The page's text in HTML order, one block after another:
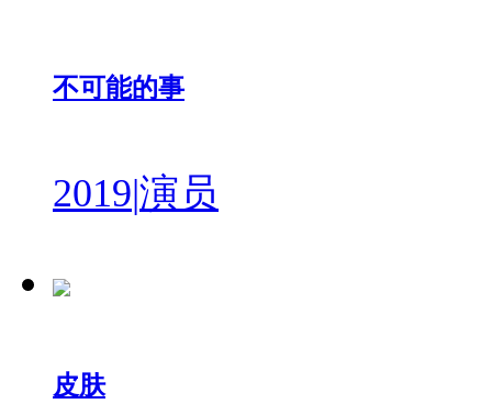
不可能的事
2019|演员
皮肤